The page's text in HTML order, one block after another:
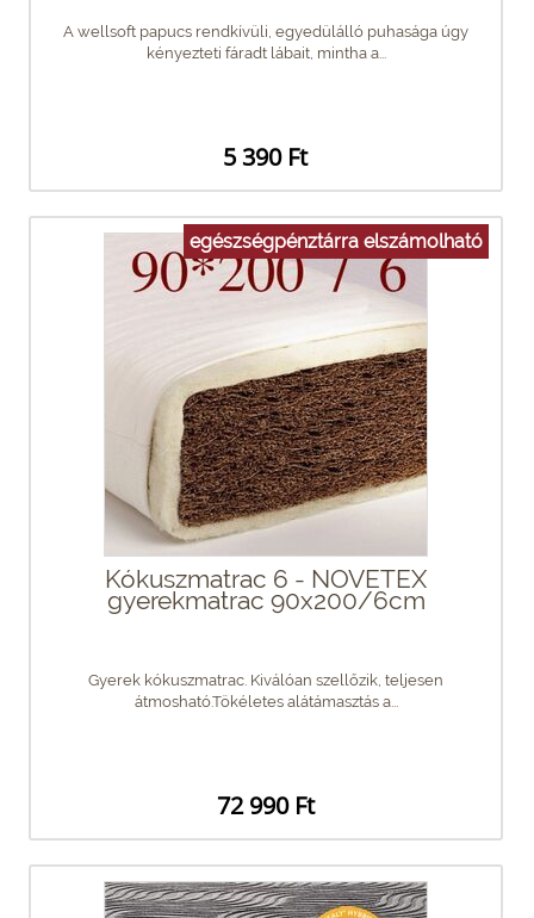
A wellsoft papucs rendkívüli, egyedülálló puhasága úgy
kényezteti fáradt lábait, mintha a...
5 390 Ft
egészségpénztárra elszámolható
Kókuszmatrac 6 - NOVETEX
gyerekmatrac 90x200/6cm
Gyerek kókuszmatrac. Kiválóan szellőzik, teljesen
átmosható.Tökéletes alátámasztás a...
72 990 Ft